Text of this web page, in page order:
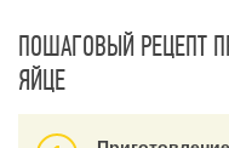
ПОШАГОВЫЙ РЕЦЕПТ
ЯЙЦЕ